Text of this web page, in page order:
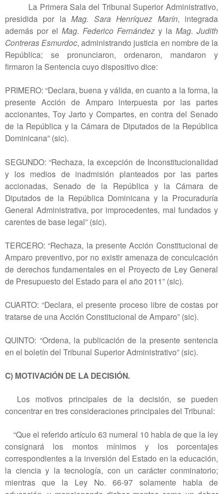
La Primera Sala del Tribunal Superior Administrativo,
presidida por laMag. Sara Henríquez Marín, integrada
además por el Mag. Federico Fernández y la Mag. Judith
Contreras Esmurdoc, administrando justicia en nombre de la
República; se pronunciaron, ordenaron, mandaron y
firmaron la Sentencia cuyo dispositivo dice:
PRIMERO: “Declara, buena y válida, en cuanto a la forma, la
presente Acción de Amparo interpuesta por las partes
accionantes, Toy Jarto y Compartes, en contra del Senado
de la República y la Cámara de Diputados de la República
Dominicana” (sic).
SEGUNDO: “Rechaza, la excepción de Inconstitucionalidad
y los medios de inadmisión planteados por las partes
accionadas, Senado de la República y la Cámara de
Diputados de la República Dominicana y la Procuraduría
General Administrativa, por improcedentes, mal fundados y
carentes de base legal” (sic).
TERCERO: “Rechaza, la presente Acción Constitucional de
Amparo preventivo, por no existir amenaza de conculcación
de derechos fundamentales en el Proyecto de Ley General
de Presupuesto del Estado para el año 2011” (sic).
CUARTO: “Declara, el presente proceso libre de costas por
tratarse de una Acción Constitucional de Amparo” (sic).
QUINTO: “Ordena, la publicación de la presente sentencia
en el boletín del Tribunal Superior Administrativo” (sic).
C) MOTIVACIÓN DE LA DECISIÓN.
Los motivos principales de la decisión, se pueden
concentrar en tres consideraciones principales del Tribunal:
“Que el referido artículo 63 numeral 10 habla de que la ley
consignará los montos mínimos y los porcentajes
correspondientes a la inversión del Estado en la educación,
la ciencia y la tecnología, con un carácter conminatorio;
mientras que la Ley No. 66-97 solamente habla de